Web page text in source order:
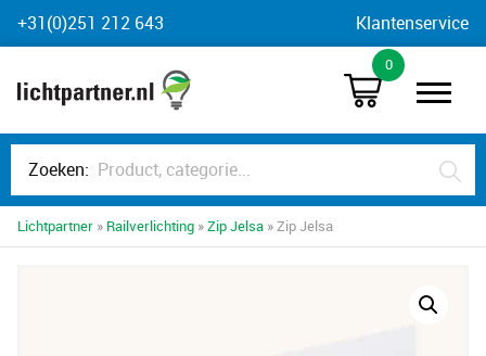
Skip
to
+31(0)251 212 643 Klantenservice
0
Zoeken:
Lichtpartner » Railverlichting »Zip Jelsa » Zip Jelsa